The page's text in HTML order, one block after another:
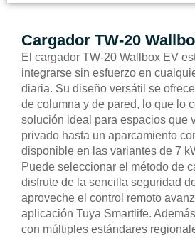
Cargador TW-20
El cargador TW-20 Wallbox EV
integrarse sin esfuerzo en
diaria. Su diseño versátil se
de columna y de pared, lo que lo
solución ideal para espacios que
privado hasta un aparcamiento
disponible en las variantes de 7
Puede seleccionar el método de
disfrute de la sencilla seguridad
aproveche el control remoto
aplicación Tuya Smartlife.
con múltiples estándares